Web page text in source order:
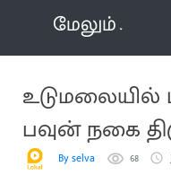
மேலும்
உடுமலையில்
பவுன் நகை
By selva 68